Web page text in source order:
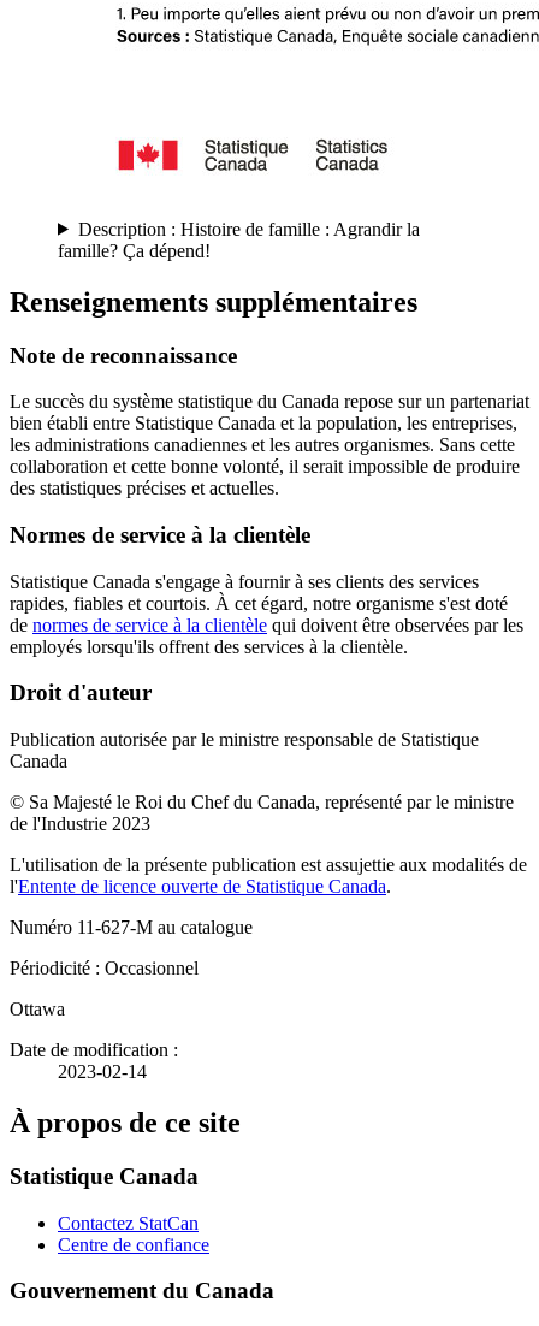
Description : Histoire de famille : Agrandir la
famille? Ça dépend!
Renseignements supplémentaires
Note de reconnaissance
Le succès du système statistique du Canada repose sur un partenariat
bien établi entre Statistique Canada et la population, les entreprises,
les administrations canadiennes et les autres organismes. Sans cette
collaboration et cette bonne volonté, il serait impossible de produire
des statistiques précises et actuelles.
Normes de service à la clientèle
Statistique Canada s'engage à fournir à ses clients des services
rapides, fiables et courtois. À cet égard, notre organisme s'est doté
de normes de service à la clientèle qui doivent être observées par les
employés lorsqu'ils offrent des services à la clientèle.
Droit d'auteur
Publication autorisée par le ministre responsable de Statistique
Canada
© Sa Majesté le Roi du Chef du Canada, représenté par le ministre
de l'Industrie 2023
L'utilisation de la présente publication est assujettie aux modalités de
l'Entente de licence ouverte de Statistique Canada.
Numéro 11-627-M au catalogue
Périodicité : Occasionnel
Ottawa
Date de modification :
2023-02-14
À propos de ce site
Statistique Canada
Contactez StatCan
Centre de confiance
Gouvernement du Canada